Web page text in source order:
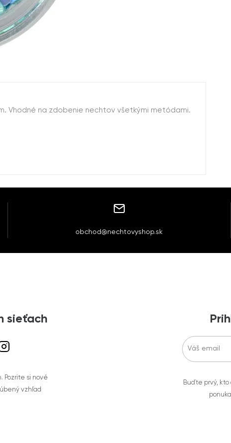
Vhodné na zdobenie nechtov všetkými metódami.
obchod@nechtovyshop.sk
sieťach
Pozrite si nové
vzhľad
Buďte prvý,